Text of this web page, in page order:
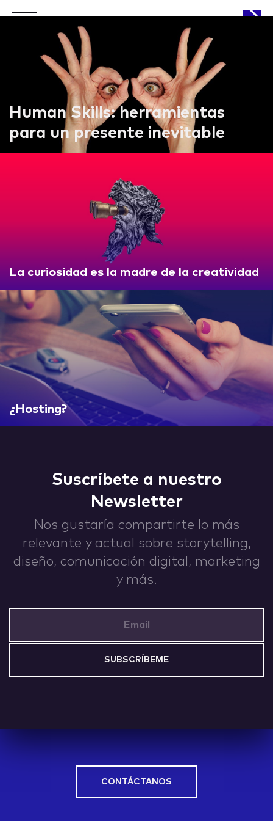
Human Skills: herramientas
para un presente inevitable
La curiosidad es la madre de la creatividad
¿Hosting?
Suscríbete a nuestro
Newsletter
Nos gustaría compartirte lo más
relevante y actual sobre storytelling,
diseño, comunicación digital, marketing
y más.
CONTÁCTANOS
APPROACH
WORKS
IDEAS
ABOUT
hi@nett.mx